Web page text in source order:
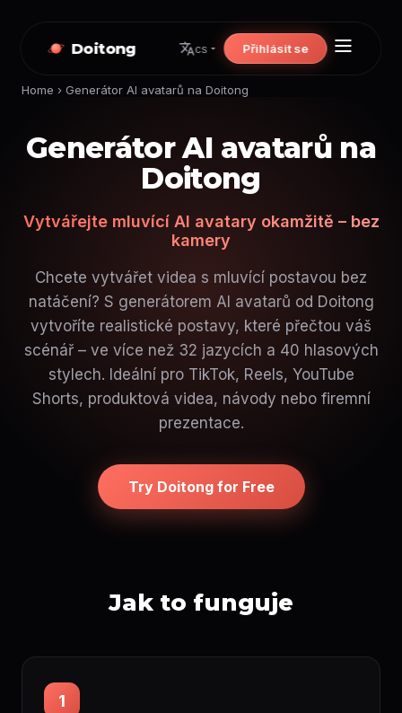
Doitong cs Přihlásit se
Home › Generátor AI avatarů na Doitong
Generátor AI avatarů na
Doitong
Vytvářejte mluvící AI avatary okamžitě – bez
kamery
Chcete vytvářet videa s mluvící postavou bez
natáčení? S generátorem AI avatarů od Doitong
vytvoříte realistické postavy, které přečtou váš
scénář – ve více než 32 jazycích a 40 hlasových
stylech. Ideální pro TikTok, Reels, YouTube
Shorts, produktová videa, návody nebo firemní
prezentace.
Try Doitong for Free
Jak to funguje
1